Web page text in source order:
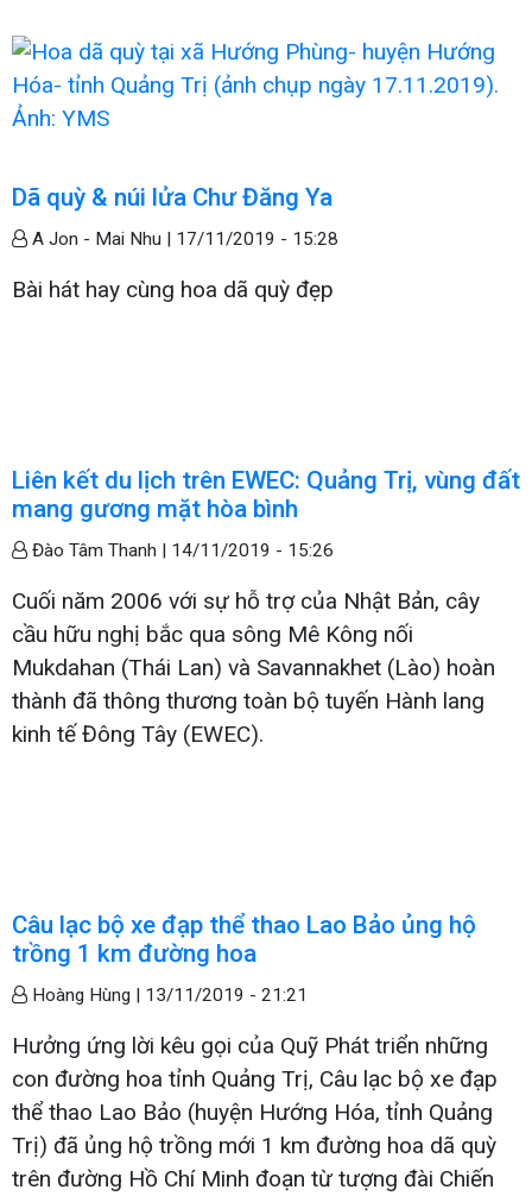
Dã quỳ & núi lửa Chư Đăng Ya
A Jon - Mai Nhu | 17/11/2019 - 15:28
Bài hát hay cùng hoa dã quỳ đẹp
Liên kết du lịch trên EWEC: Quảng Trị, vùng đất
mang gương mặt hòa bình
Đào Tâm Thanh | 14/11/2019 - 15:26
Cuối năm 2006 với sự hỗ trợ của Nhật Bản, cây
cầu hữu nghị bắc qua sông Mê Kông nối
Mukdahan (Thái Lan) và Savannakhet (Lào) hoàn
thành đã thông thương toàn bộ tuyến Hành lang
kinh tế Đông Tây (EWEC).
Câu lạc bộ xe đạp thể thao Lao Bảo ủng hộ
trồng 1 km đường hoa
Hoàng Hùng | 13/11/2019 - 21:21
Hưởng ứng lời kêu gọi của Quỹ Phát triển những
con đường hoa tỉnh Quảng Trị, Câu lạc bộ xe đạp
thể thao Lao Bảo (huyện Hướng Hóa, tỉnh Quảng
Trị) đã ủng hộ trồng mới 1 km đường hoa dã quỳ
trên đường Hồ Chí Minh đoạn từ tượng đài Chiến